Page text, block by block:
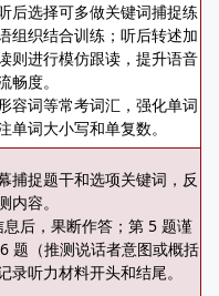
后选择可多做关键词捕捉练
组织结合训练；听后转述加
则进行模仿跟读，提升语音
畅度。
容词等常考词汇，强化单词
词大小写和单复数。
捕捉题干和选项关键词，反
内容。
后，果断作答；第 5 题谨
题（推测说话者意图或概括
听力材料开头和结尾。